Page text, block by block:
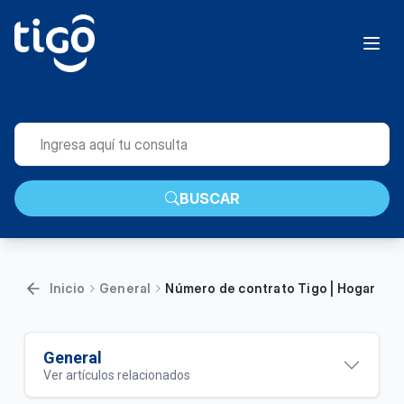
BUSCAR
Inicio General Número de contrato Tigo | Hogar
General
Ver artículos relacionados